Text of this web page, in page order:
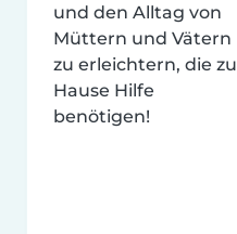
und den Alltag von
Müttern und Vätern
zu erleichtern, die zu
Hause Hilfe
benötigen!